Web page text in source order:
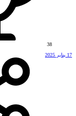
38
17 يناير 2025